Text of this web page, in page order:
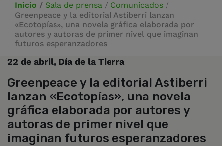
Inicio / Sala de prensa / Comunicados /
Greenpeace y la editorial Astiberri lanzan
«Ecotopías», una novela gráfica elaborada por
autores y autoras de primer nivel que imaginan
futuros esperanzadores
22 de abril, Día de la Tierra
Greenpeace y la editorial Astiberri
lanzan «Ecotopías», una novela
gráfica elaborada por autores y
autoras de primer nivel que
imaginan futuros esperanzadores